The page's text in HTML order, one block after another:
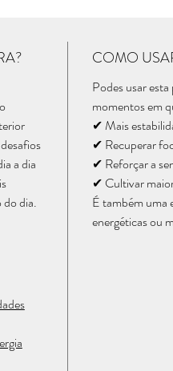
a dia
dia.
COMO
Podes usar
momentos em
✔ Mais
✔ Recuperar
✔ Reforçar a
✔ Cultivar
É também uma
energéticas ou